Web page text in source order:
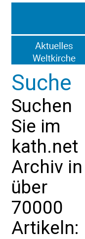
Suche
Suchen
Sie im
kath.net
Archiv in
über
70000
Artikeln: